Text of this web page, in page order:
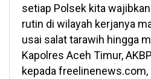
setiap Polsek kita
rutin di wilayah kerjanya
usai salat tarawih hingga
Kapolres Aceh Timur,
kepada